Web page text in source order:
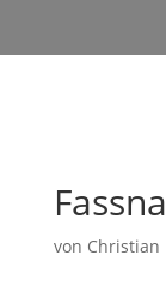
von Christian